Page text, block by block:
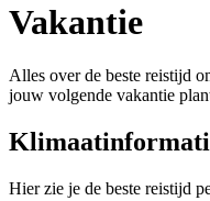
Vakantie
Alles over de beste reistijd
jouw volgende vakantie
Hier zie je de beste reistijd